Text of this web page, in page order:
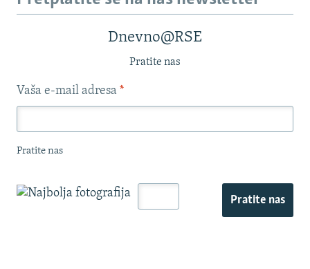
Dnevno@RSE
Pratite nas
Vaša e-mail adresa *
Pratite nas
Pratite nas